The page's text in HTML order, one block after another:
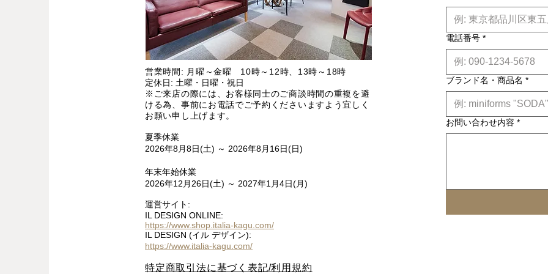
営業時間: 月曜～金曜 10時～12時、13時～18時
定休日: 土曜・日曜・祝日
※ご来店の際には、お客様同士のご商談時間の重複を避
ける為、事前にお電話でご予約くださいますよう宜しく
お願い申し上げます。
夏季休業
2026年8月8日(土) ～ 2026年8月16日(日)
年末年始休業
2026年12月26日(土) ～ 2027年1月4日(月)
運営サイト:
IL DESIGN ONLINE:
https://www.shop.italia-kagu.com/
IL DESIGN (イル デザイン):
https://www.italia-kagu.com/
特定商取引法に基づく表記/利用規約
電話番号 *
ブランド名・商品名 *
お問い合わせ内容 *